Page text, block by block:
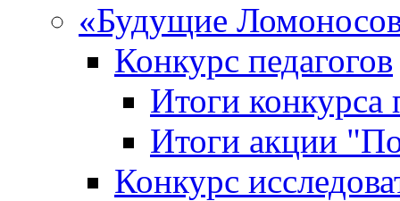
«Будущие
Конкурс педагогов
Итоги конкурса
Итоги акции
Конкурс